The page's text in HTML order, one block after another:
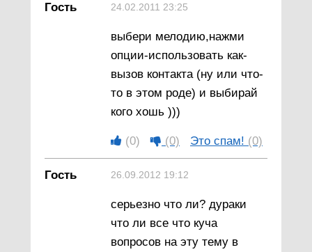
Гость 24.02.2011 23:25
выбери мелодию,нажми
опции-использовать как-
вызов контакта (ну или что-
то в этом роде) и выбирай
кого хошь )))
(0) (0) Это спам! (0)
Гость 26.09.2012 19:12
серьезно что ли? дураки
что ли все что куча
вопросов на эту тему в